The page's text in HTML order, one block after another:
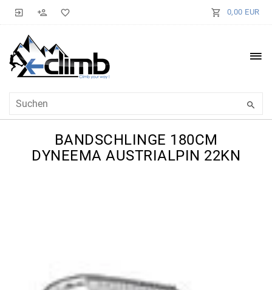
0,00 EUR
BANDSCHLINGE 180CM
DYNEEMA AUSTRIALPIN 22KN